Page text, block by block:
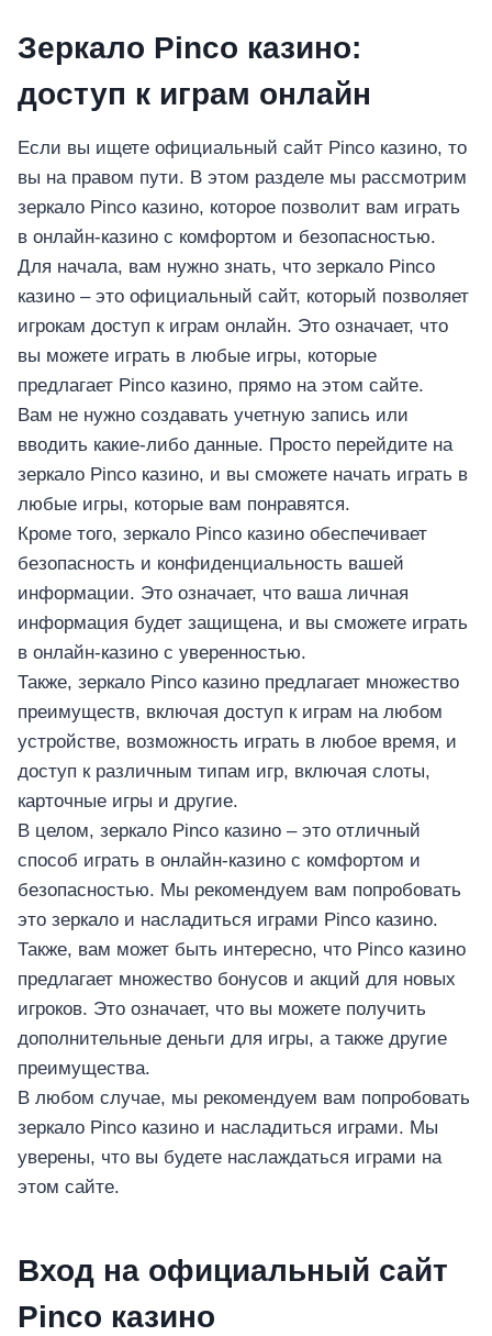
อุปกรณ์เพื่อความบันเทิง
อุปกรณ์เพื่อความบันเทิง
หูฟัง
ลำโพง
โทรทัศน์
สินค้าตามแบรนด์
Зеркало Pinco казино:
доступ к играм онлайн
Если вы ищете официальный сайт Pinco казино, то
вы на правом пути. В этом разделе мы рассмотрим
зеркало Pinco казино, которое позволит вам играть
в онлайн-казино с комфортом и безопасностью.
Для начала, вам нужно знать, что зеркало Pinco
казино – это официальный сайт, который позволяет
игрокам доступ к играм онлайн. Это означает, что
вы можете играть в любые игры, которые
предлагает Pinco казино, прямо на этом сайте.
Вам не нужно создавать учетную запись или
вводить какие-либо данные. Просто перейдите на
зеркало Pinco казино, и вы сможете начать играть в
любые игры, которые вам понравятся.
Кроме того, зеркало Pinco казино обеспечивает
безопасность и конфиденциальность вашей
информации. Это означает, что ваша личная
информация будет защищена, и вы сможете играть
в онлайн-казино с уверенностью.
Также, зеркало Pinco казино предлагает множество
преимуществ, включая доступ к играм на любом
устройстве, возможность играть в любое время, и
доступ к различным типам игр, включая слоты,
карточные игры и другие.
В целом, зеркало Pinco казино – это отличный
способ играть в онлайн-казино с комфортом и
безопасностью. Мы рекомендуем вам попробовать
это зеркало и насладиться играми Pinco казино.
Также, вам может быть интересно, что Pinco казино
предлагает множество бонусов и акций для новых
игроков. Это означает, что вы можете получить
дополнительные деньги для игры, а также другие
преимущества.
В любом случае, мы рекомендуем вам попробовать
зеркало Pinco казино и насладиться играми. Мы
уверены, что вы будете наслаждаться играми на
этом сайте.
Вход на официальный сайт
Pinco казино